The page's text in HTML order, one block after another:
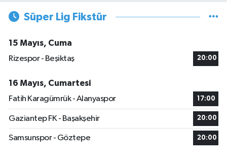
Süper Lig Fikstür
15 Mayıs, Cuma
Rizespor - Beşiktaş
20:00
16 Mayıs, Cumartesi
Fatih Karagümrük - Alanyaspor
17:00
Gaziantep FK - Başakşehir 20:00
Samsunspor - Göztepe 20:00